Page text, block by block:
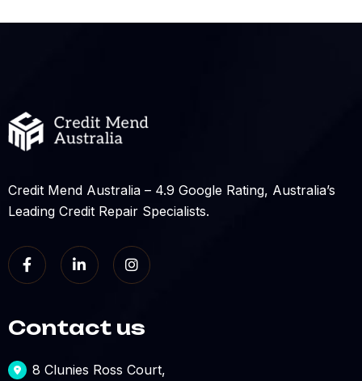
Credit Mend Australia – 4.9 Google Rating, Australia’s
Leading Credit Repair Specialists.
Contact us
8 Clunies Ross Court,